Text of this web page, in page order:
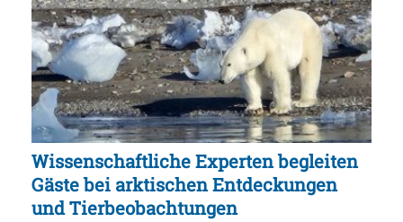
Wissenschaftliche Experten begleiten
Gäste bei arktischen Entdeckungen
und Tierbeobachtungen